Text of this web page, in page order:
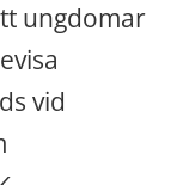
ungdomar
vid